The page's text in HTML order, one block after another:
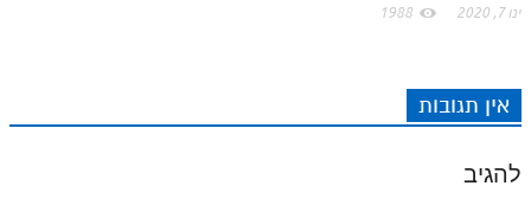
ינו 7, 2020 1988
אין תגובות
להגיב